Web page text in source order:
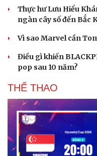
check-in
Thực hư Lưu Hiểu
ngàn cây số đến Bắc
Vì sao Marvel cần
Điều gì khiến
pop sau 10 năm?
THỂ THAO